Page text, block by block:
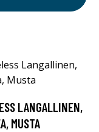
LANGALLINEN,
MUSTA